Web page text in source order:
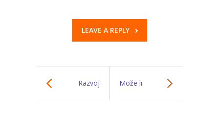
LEAVE A REPLY
Razvoj Može li